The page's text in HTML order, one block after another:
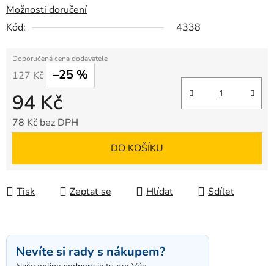
Možnosti doručení
Kód:
4338
127 Kč –25 %
94 Kč
78 Kč bez DPH
DO KOŠÍKU
Tisk Zeptat se Hlídat Sdílet
Nevíte si rady s nákupem?